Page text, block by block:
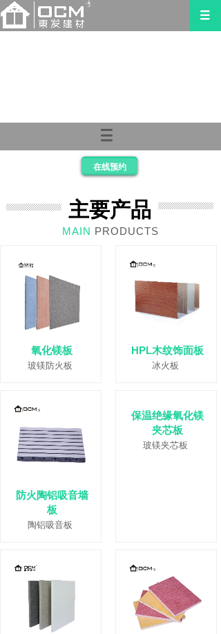
在线预约
主要产品
MAIN PRODUCTS
氧化镁板
玻镁防火板
HPL木纹饰面板
冰火板
防火陶铝吸音墙
板
陶铝吸音板
保温绝缘氧化镁
夹芯板
玻镁夹芯板